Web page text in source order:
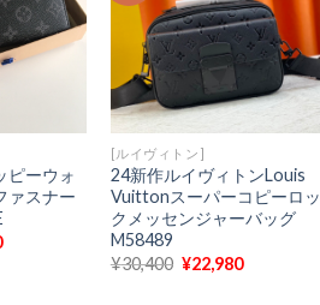
ピーウォ
ァスナー
現
[ルイヴィトン]
24新作ルイヴィトンLouis
Vuittonスーパーコピーロッ
クメッセンジャーバッグ
M58489
¥30,400 元
¥22,980現